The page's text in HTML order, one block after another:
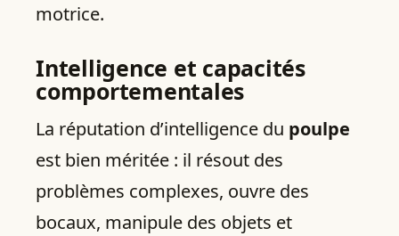
motrice.
Intelligence et capacités
comportementales
La réputation d’intelligence du poulpe
est bien méritée : il résout des
problèmes complexes, ouvre des
bocaux, manipule des objets et